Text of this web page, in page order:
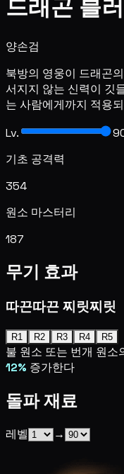
드래곤 블
양손검
북방의 영웅이 드래곤
서지지 않는 신력이 깃
는 사람에게까지 적용
Lv.
기초 공격력
354
원소 마스터리
187
무기 효과
따끈따끈 찌릿찌릿
R1 R2 R3 R4 R5
불 원소 또는 번개 원소
12% 증가한다
돌파 재료
레벨 →